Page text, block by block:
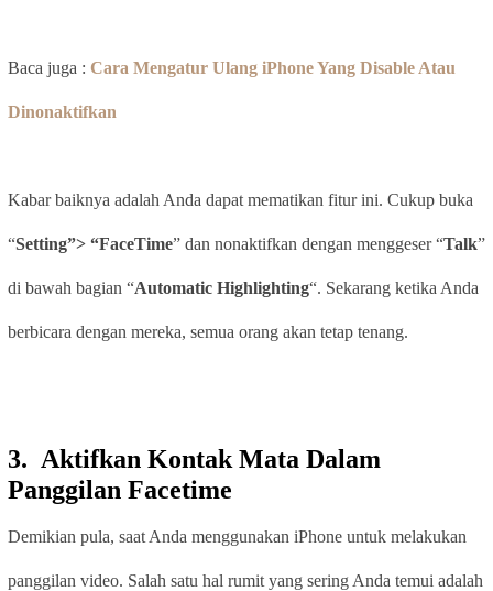
Baca juga : Cara Mengatur Ulang iPhone Yang Disable Atau
Dinonaktifkan
Kabar baiknya adalah Anda dapat mematikan fitur ini. Cukup buka
“Setting”> “FaceTime” dan nonaktifkan dengan menggeser “Talk”
di bawah bagian “Automatic Highlighting“. Sekarang ketika Anda
berbicara dengan mereka, semua orang akan tetap tenang.
3. Aktifkan Kontak Mata Dalam
Panggilan Facetime
Demikian pula, saat Anda menggunakan iPhone untuk melakukan
panggilan video. Salah satu hal rumit yang sering Anda temui adalah